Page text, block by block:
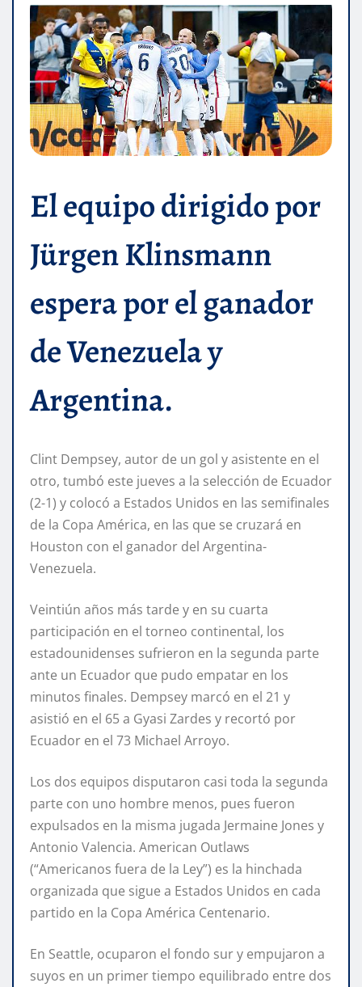
El equipo dirigido por
Jürgen Klinsmann
espera por el ganador
de Venezuela y
Argentina.
Clint Dempsey, autor de un gol y asistente en el
otro, tumbó este jueves a la selección de Ecuador
(2-1) y colocó a Estados Unidos en las semifinales
de la Copa América, en las que se cruzará en
Houston con el ganador del Argentina-
Venezuela.
Veintiún años más tarde y en su cuarta
participación en el torneo continental, los
estadounidenses sufrieron en la segunda parte
ante un Ecuador que pudo empatar en los
minutos finales. Dempsey marcó en el 21 y
asistió en el 65 a Gyasi Zardes y recortó por
Ecuador en el 73 Michael Arroyo.
Los dos equipos disputaron casi toda la segunda
parte con uno hombre menos, pues fueron
expulsados en la misma jugada Jermaine Jones y
Antonio Valencia. American Outlaws
(“Americanos fuera de la Ley”) es la hinchada
organizada que sigue a Estados Unidos en cada
partido en la Copa América Centenario.
En Seattle, ocuparon el fondo sur y empujaron a
suyos en un primer tiempo equilibrado entre dos